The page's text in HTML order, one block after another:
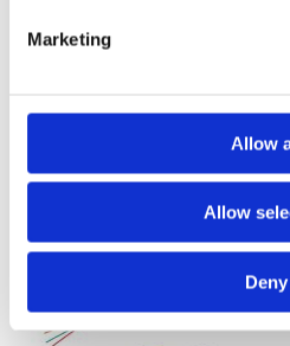
Marketing
Allow
Allow
Deny
Finns i lagershop Göteborg
Köp